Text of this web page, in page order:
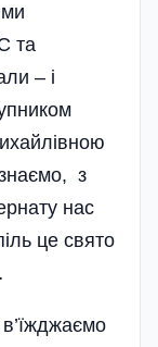
та
– і
з
нас
це свято